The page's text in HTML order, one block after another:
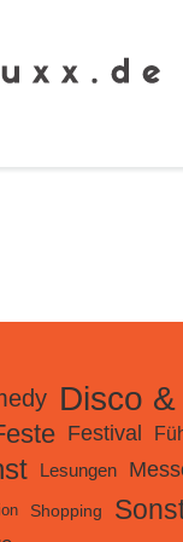
Disco
Festival
Lesungen
Shopping